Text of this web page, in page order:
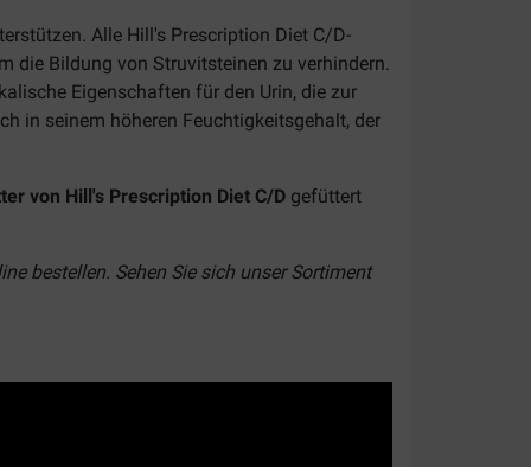
Alle Hill's Prescription Diet C/D-
die Bildung von Struvitsteinen zu verhindern.
Eigenschaften für den Urin, die zur
in seinem höheren Feuchtigkeitsgehalt, der
von Hill's Prescription Diet C/D gefüttert
bestellen. Sehen Sie sich unser Sortiment